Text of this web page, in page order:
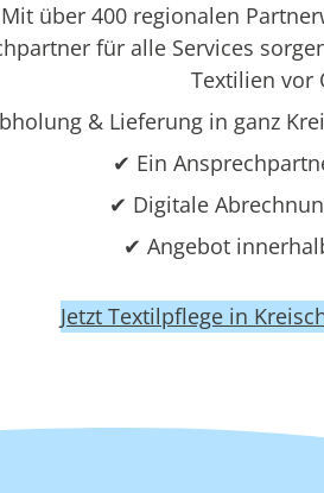
über 400 regionalen
für alle Services
Textilien vor
& Lieferung in ganz
✔ Ein
✔ Digitale
✔ Angebot
Jetzt Textilpflege in